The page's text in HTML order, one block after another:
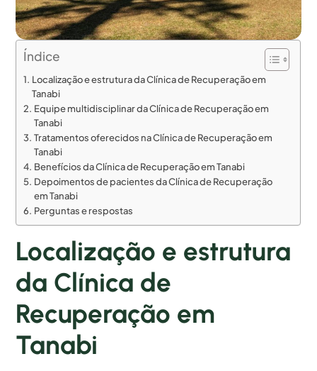
Índice
Localização e estrutura da Clínica de Recuperação em
Tanabi
Equipe multidisciplinar da Clínica de Recuperação em
Tanabi
Tratamentos oferecidos na Clínica de Recuperação em
Tanabi
Benefícios da Clínica de Recuperação em Tanabi
Depoimentos de pacientes da Clínica de Recuperação
em Tanabi
Perguntas e respostas
Localização e estrutura
da Clínica de
Recuperação em
Tanabi